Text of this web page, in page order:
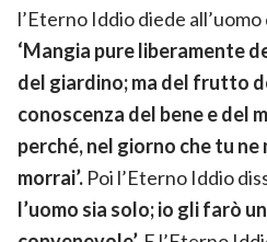
l’Eterno Iddio diede
‘Mangia pure liberamente
del giardino; ma del frutto
conoscenza del bene e del
perché, nel giorno che tu
morrai’. Poi l’Eterno Iddio
l’uomo sia solo; io gli farò